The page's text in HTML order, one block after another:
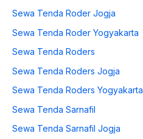
Sewa Tenda Roder Jogja
Sewa Tenda Roder Yogyakarta
Sewa Tenda Roders
Sewa Tenda Roders Jogja
Sewa Tenda Roders Yogyakarta
Sewa Tenda Sarnafil
Sewa Tenda Sarnafil Jogja